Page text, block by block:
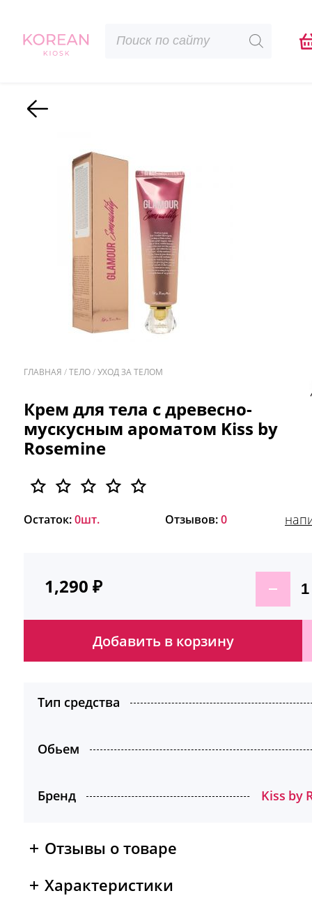
товаров
Назад
ГЛАВНАЯ /ТЕЛО/УХОД ЗА ТЕЛОМ
Крем для тела с древесно-
мускусным ароматом Kiss by
Rosemine
Остаток:0шт. Отзывов: 0
1,290 ₽
Добавить в корзину
Тип средства
Обьем
Бренд Kiss by
Отзывы о товаре
Характеристики